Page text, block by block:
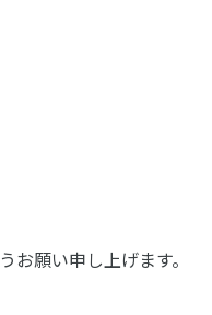
お願い申し上げます。